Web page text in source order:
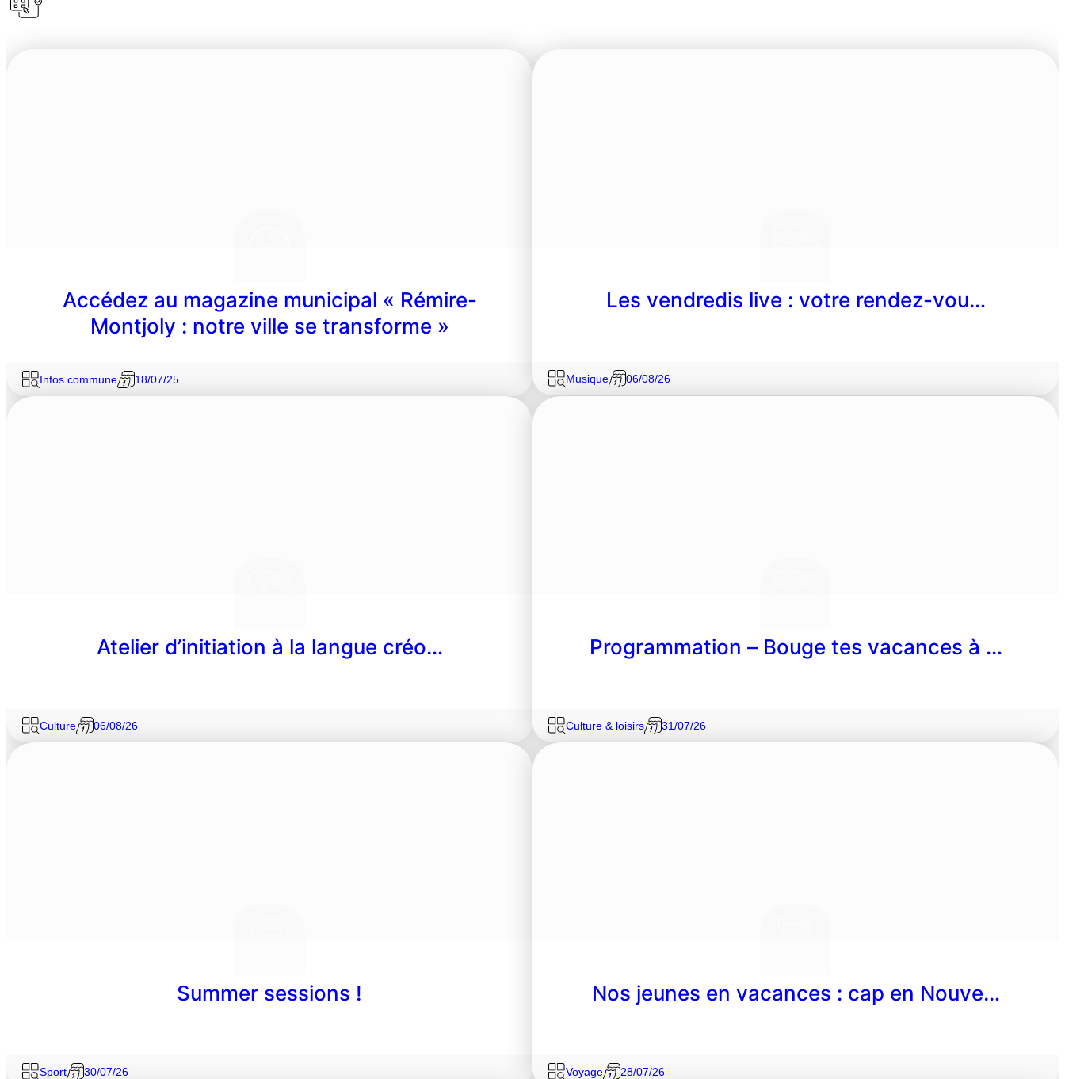
Accédez au magazine municipal « Rémire-
Montjoly : notre ville se transforme »
Infos commune 18/07/25
Les vendredis live : votre rendez-vou…
Musique 06/08/26
Atelier d’initiation à la langue créo…
Culture 06/08/26
Programmation – Bouge tes vacances à …
Culture & loisirs 31/07/26
Summer sessions !
Sport 30/07/26
Nos jeunes en vacances : cap en Nouve…
Voyage 28/07/26